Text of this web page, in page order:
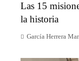
Las 15
la historia
García Herrera